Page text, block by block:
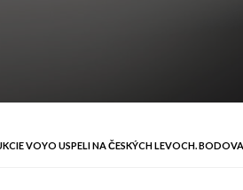
VOYO USPELI NA ČESKÝCH LEVOCH.